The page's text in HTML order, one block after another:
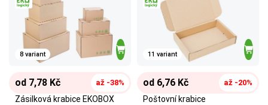
8 variant
od 7,78 Kč až -38%
Zásilková krabice EKOBOX
11 variant
od 6,76 Kč až -20%
Poštovní krabice